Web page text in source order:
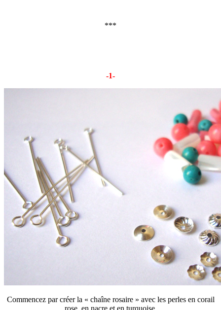
***
-1-
Commencez par créer la « chaîne rosaire » avec les perles en corail
rose, en nacre et en turquoise.